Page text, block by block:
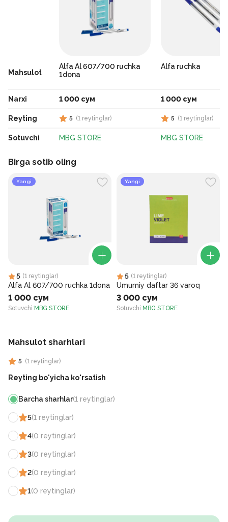
Mahsulot
Narxi
Reyting
Sotuvchi
Alfa Al 607/700 ruchka
1dona
1 000 сум
5 (1 reytinglar)
MBG STORE
Alfa ruchka
1 000 сум
5 (1 reytinglar)
MBG STORE
Birga sotib oling
Yangi
5 (1 reytinglar)
Alfa Al 607/700 ruchka 1dona
1 000 сум
Sotuvchi: MBG STORE
Yangi
5 (1 reytinglar)
Umumiy daftar 36 varoq
3 000 сум
Sotuvchi: MBG STORE
Mahsulot sharhlari
5 (1 reytinglar)
Reyting bo'yicha ko'rsatish
Barcha sharhlar(1 reytinglar)
5(1 reytinglar)
4(0 reytinglar)
3(0 reytinglar)
2(0 reytinglar)
1(0 reytinglar)